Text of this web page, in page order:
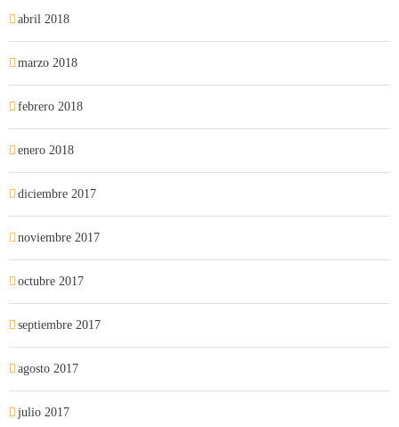
abril 2018
marzo 2018
febrero 2018
enero 2018
diciembre 2017
noviembre 2017
octubre 2017
septiembre 2017
agosto 2017
julio 2017